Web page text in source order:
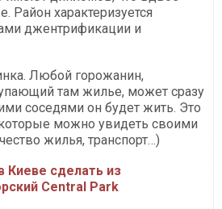
характеризуется
джентрификации и
Любой горожанин,
там жилье, может сразу
соседями он будет жить. Это
можно увидеть своими
жилья, транспорт…)
Киеве сделать из
Central Park